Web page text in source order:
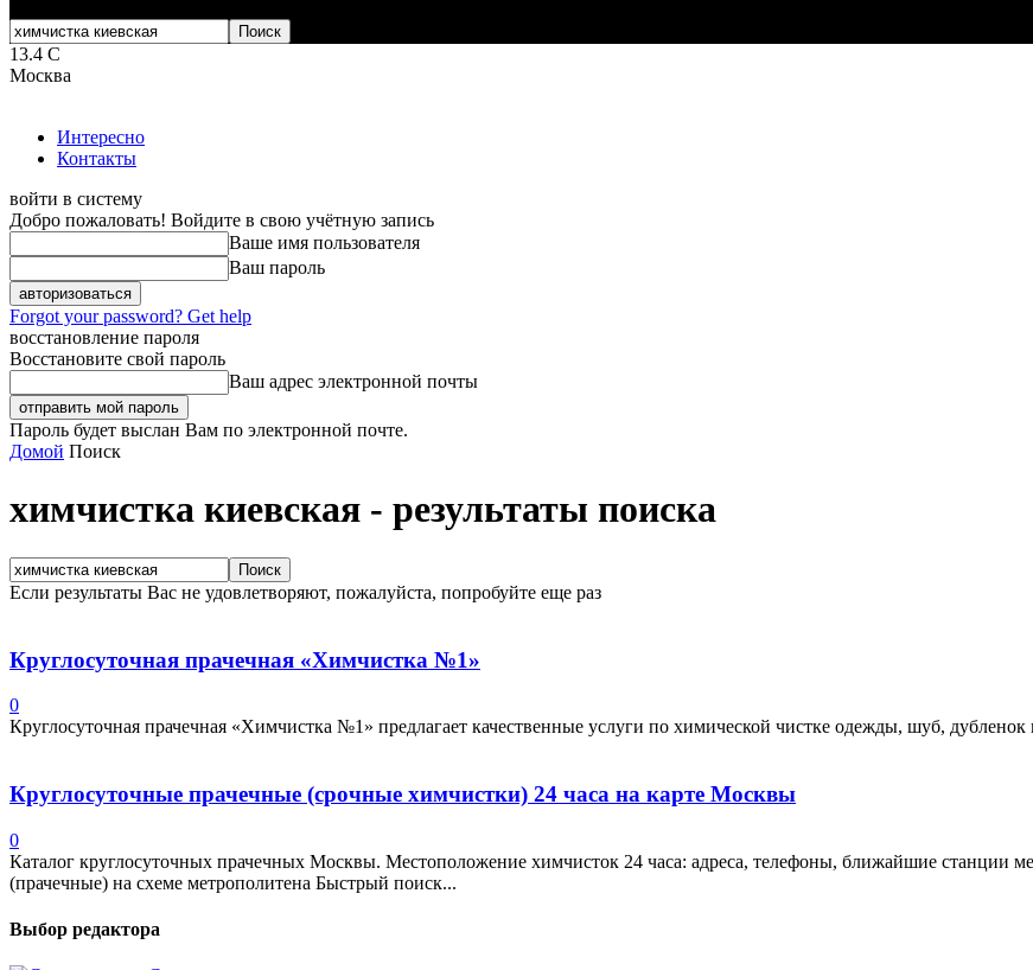
13.4 C
Москва
Интересно
Контакты
войти в систему
Добро пожаловать! Войдите в свою учётную запись
Ваше имя пользователя
Ваш пароль
Forgot your password? Get help
восстановление пароля
Восстановите свой пароль
Ваш адрес электронной почты
Пароль будет выслан Вам по электронной почте.
Домой Поиск
химчистка киевская - результаты поиска
Если результаты Вас не удовлетворяют, пожалуйста, попробуйте еще раз
Круглосуточная прачечная «Химчистка №1»
0
Круглосуточная прачечная «Химчистка №1» предлагает качественные услуги по химической чистке одежды, шуб,
Круглосуточные прачечные (срочные химчистки) 24 часа на карте Москвы
0
Каталог круглосуточных прачечных Москвы. Местоположение химчисток 24 часа: адреса, телефоны, ближайшие станции
(прачечные) на схеме метрополитена Быстрый поиск...
Выбор редактора